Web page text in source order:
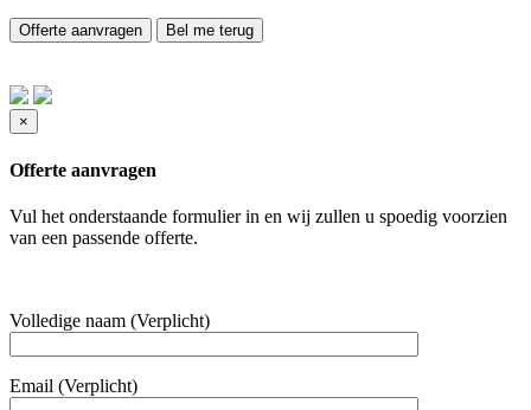
Offerte aanvragen Bel me terug
×
Offerte aanvragen
Vul het onderstaande formulier in en wij zullen u spoedig voorzien
van een passende offerte.
Volledige naam (Verplicht)
Email (Verplicht)